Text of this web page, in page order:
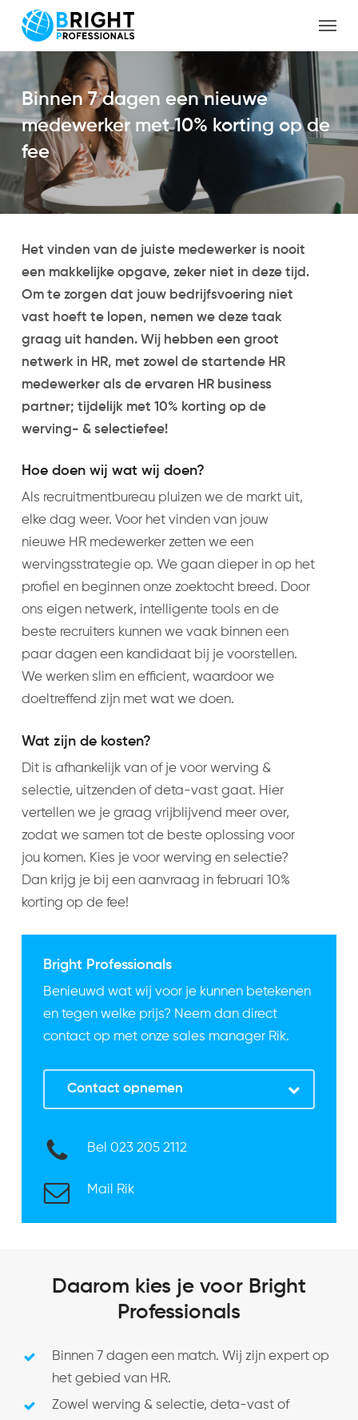
main
content
Menu
Binnen 7 dagen een nieuwe
medewerker met 10% korting op de
fee
Het vinden van de juiste medewerker is nooit
een makkelijke opgave, zeker niet in deze tijd.
Om te zorgen dat jouw bedrijfsvoering niet
vast hoeft te lopen, nemen we deze taak
graag uit handen. Wij hebben een groot
netwerk in HR, met zowel de startende HR
medewerker als de ervaren HR business
partner; tijdelijk met 10% korting op de
werving- & selectiefee!
Hoe doen wij wat wij doen?
Als recruitmentbureau pluizen we de markt uit,
elke dag weer. Voor het vinden van jouw
nieuwe HR medewerker zetten we een
wervingsstrategie op. We gaan dieper in op het
profiel en beginnen onze zoektocht breed. Door
ons eigen netwerk, intelligente tools en de
beste recruiters kunnen we vaak binnen een
paar dagen een kandidaat bij je voorstellen.
We werken slim en efficient, waardoor we
doeltreffend zijn met wat we doen.
Wat zijn de kosten?
Dit is afhankelijk van of je voor werving &
selectie, uitzenden of deta-vast gaat. Hier
vertellen we je graag vrijblijvend meer over,
zodat we samen tot de beste oplossing voor
jou komen. Kies je voor werving en selectie?
Dan krijg je bij een aanvraag in februari 10%
korting op de fee!
Bright Professionals
Benieuwd wat wij voor je kunnen betekenen
en tegen welke prijs? Neem dan direct
contact op met onze sales manager Rik.
Contact opnemen
Bel 023 205 2112
Mail Rik
Daarom kies je voor Bright
Professionals
Binnen 7 dagen een match. Wij zijn expert op
het gebied van HR.
Zowel werving & selectie, deta-vast of
Close
Menu